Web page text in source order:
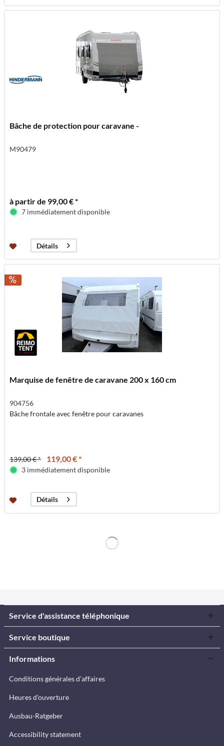
Bâche de protection pour caravane -
M90479
à partir de 99,00 € *
7 immédiatement disponible
Détails
Marquise de fenêtre de caravane 200 x 160 cm
904756
Bâche frontale avec fenêtre pour caravanes
139,00 € * 119,00 € *
3 immédiatement disponible
Détails
Service d'assistance téléphonique
Service boutique
Informations
Conditions générales d'affaires
Heures d'ouverture
Ausbau-Ratgeber
Accessibility statement